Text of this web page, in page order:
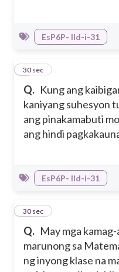
EsP6P- IId-i-31
Q. Kung ang
kaniyang suhesyon
ang pinakamabuti
ang hindi
9
30 sec
EsP6P- IId-i-31
Q. May mga
marunong sa
ng inyong klase na
10
30 sec